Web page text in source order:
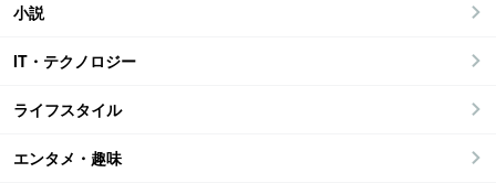
小説
IT・テクノロジー
ライフスタイル
エンタメ・趣味